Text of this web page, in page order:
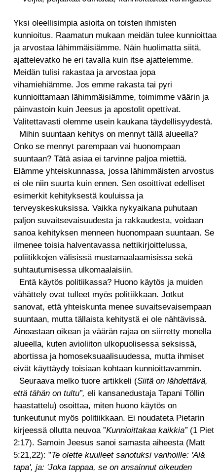
Yksi oleellisimpia asioita on toisten ihmisten
kunnioitus. Raamatun mukaan meidän tulee kunnioittaa
ja arvostaa lähimmäisiämme. Näin huolimatta siitä,
ajattelevatko he eri tavalla kuin itse ajattelemme.
Meidän tulisi rakastaa ja arvostaa jopa
vihamiehiämme. Jos emme rakasta tai pyri
kunnioittamaan lähimmäisiämme, toimimme väärin ja
päinvastoin kuin Jeesus ja apostolit opettivat.
Valitettavasti olemme usein kaukana täydellisyydestä.
Mihin suuntaan kehitys on mennyt tällä alueella?
Onko se mennyt parempaan vai huonompaan
suuntaan? Tätä asiaa ei tarvinne paljoa miettiä.
Elämme yhteiskunnassa, jossa lähimmäisten arvostus
ei ole niin suurta kuin ennen. Sen osoittivat edelliset
esimerkit kehityksestä kouluissa ja
terveyskeskuksissa. Vaikka nykyaikana puhutaan
paljon suvaitsevaisuudesta ja rakkaudesta, voidaan
sanoa kehityksen menneen huonompaan suuntaan. Se
ilmenee toisia halventavassa nettikirjoittelussa,
poliitikkojen välisissä mustamaalaamisissa sekä
suhtautumisessa ulkomaalaisiin.
Entä käytös politiikassa? Huono käytös ja muiden
vähättely ovat tulleet myös politiikkaan. Jotkut
sanovat, että yhteiskunta menee suvaitsevaisempaan
suuntaan, mutta tällaista kehitystä ei ole nähtävissä.
Ainoastaan oikean ja väärän rajaa on siirretty monella
alueella, kuten avioliiton ulkopuolisessa seksissä,
abortissa ja homoseksuaalisuudessa, mutta ihmiset
eivät käyttäydy toisiaan kohtaan kunnioittavammin.
Seuraava melko tuore artikkeli (Siitä on lähdettävä,
että tähän on tultu”, eli kansanedustaja Tapani Töllin
haastattelu) osoittaa, miten huono käytös on
tunkeutunut myös politiikkaan. Ei noudateta Pietarin
kirjeessä ollutta neuvoa ”Kunnioittakaa kaikkia”(1 Piet
2:17). Samoin Jeesus sanoi samasta aiheesta (Matt
5:21,22): ”Te olette kuulleet sanotuksi vanhoille: 'Älä
tapa', ja: 'Joka tappaa, se on ansainnut oikeuden